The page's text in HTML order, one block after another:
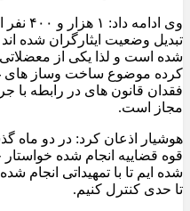
وی
شده است و لذا یکی از معضلاتی
کرده موضوع ساخت وساز های
فقدان قانون های در رابطه با
مجاز است.
هوشیار اذعان کرد: در دو ماه
قوه قضاییه انجام شده
شده ایم تا با تمهیداتی انجام
تا حدی کنترل کنیم.